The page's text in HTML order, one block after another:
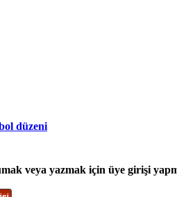
düzeni
veya yazmak için üye girişi